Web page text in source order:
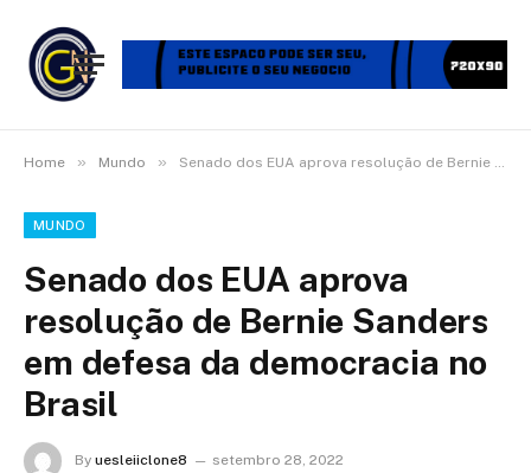
Home » Mundo » Senado dos EUA aprova resolução de Bernie Sanders em defesa da democracia no Brasil
MUNDO
Senado dos EUA aprova
resolução de Bernie Sanders
em defesa da democracia no
Brasil
By uesleiiclone8
setembro 28, 2022